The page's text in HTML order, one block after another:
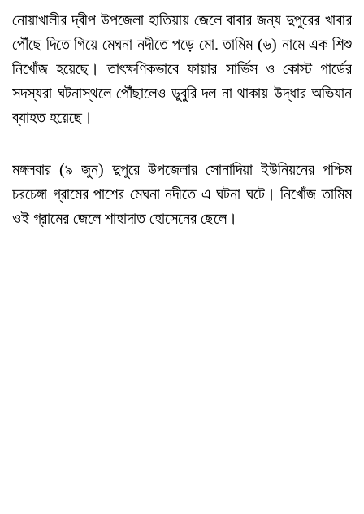
নোয়াখালীর দ্বীপ উপজেলা হাতিয়ায় জেলে বাবার জন্য দুপুরের খাবার
পৌঁছে দিতে গিয়ে মেঘনা নদীতে পড়ে মো. তামিম (৬) নামে এক শিশু
নিখোঁজ হয়েছে। তাৎক্ষণিকভাবে ফায়ার সার্ভিস ও কোস্ট গার্ডের
সদস্যরা ঘটনাস্থলে পৌঁছালেও ডুবুরি দল না থাকায় উদ্ধার অভিযান
ব্যাহত হয়েছে।
মঙ্গলবার (৯ জুন) দুপুরে উপজেলার সোনাদিয়া ইউনিয়নের পশ্চিম
চরচেঙ্গা গ্রামের পাশের মেঘনা নদীতে এ ঘটনা ঘটে। নিখোঁজ তামিম
ওই গ্রামের জেলে শাহাদাত হোসেনের ছেলে।